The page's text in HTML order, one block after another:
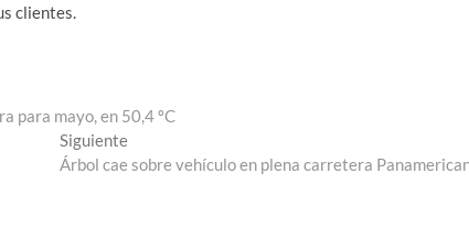
clientes.
para mayo, en 50,4 ºC
SiguienteEntrada
siguiente:
Árbol cae sobre vehículo en plena carretera